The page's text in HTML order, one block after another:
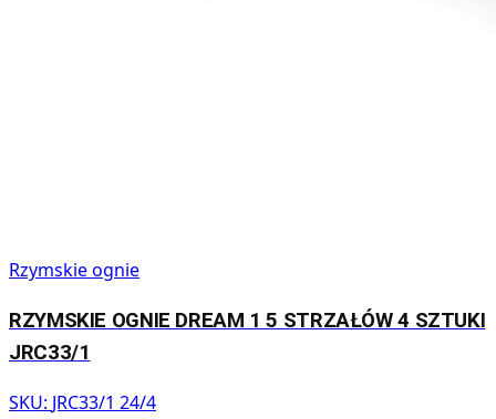
Rzymskie ognie
RZYMSKIE OGNIE DREAM 1 5 STRZAŁÓW 4 SZTUKI
JRC33/1
SKU: JRC33/1 24/4